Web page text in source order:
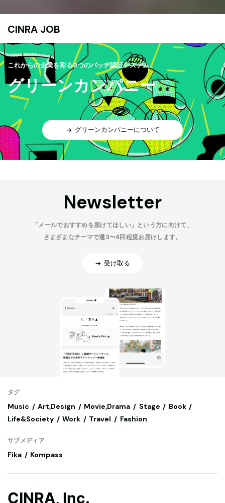
CINRA JOB
これからの企業を彩る9つのバッヂ認証システム
グリーンカンパニー
グリーンカンパニーについて
Newsletter
「メールでおすすめを届けてほしい」という方に向けて、
さまざまなテーマで週3〜4回程度お届けします。
受け取る
タグ
Music Art,Design Movie,Drama Stage
Book
Life&Society
Work Travel Fashion
サブメディア
Fika Kompass
CINRA, Inc.